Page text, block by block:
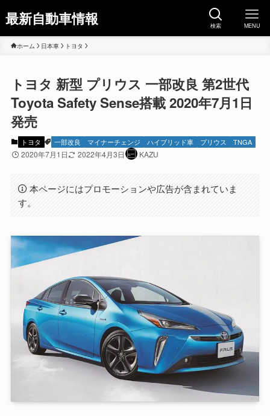
最新自動車情報 検索 MENU
ホーム 日本車 トヨタ
トヨタ 新型 プリウス 一部改良 第2世代
Toyota Safety Sense搭載 2020年7月1日
発売
トヨタ 一部改良 マイナーチェンジ ハイブリッド車 プリウス TNGA
2020年7月1日 2022年4月3日 KAZU
本ページにはプロモーションや広告が含まれていま
す。